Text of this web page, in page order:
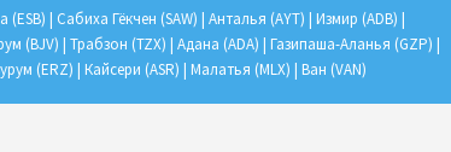
(ESB) | Сабиха Гёкчен (SAW) | Анталья (AYT) | Измир (ADB) |
(BJV) | Трабзон (TZX) | Адана (ADA) | Газипаша-Аланья (GZP) |
(ERZ) | Кайсери (ASR) | Малатья (MLX) | Ван (VAN)